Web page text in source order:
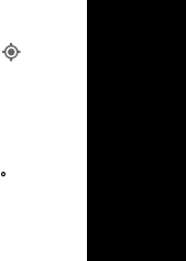
°